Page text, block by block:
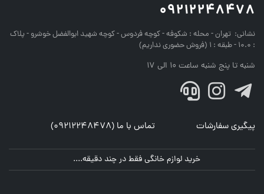
09212248478
نشانی: تهران - محله : شکوفه - کوچه فردوس - کوچه شهید ابوالفضل خوشرو - پلاک
: 10.0 - طبقه : 1 (فروش حضوری نداریم)
شنبه تا پنج شنبه ساعت 10 الی 17
پیگیری سفارشات تماس با ما (09212248478)
خرید لوازم خانگی فقط در چند دقیقه....